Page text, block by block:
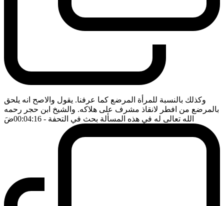
وكذلك بالنسبة للمرأة المرضع كما عرفنا. يقول والاصح انه يلحق
بالمرضع من افطر لانقاذ مشرف على هلاكه. والشيخ ابن حجر رحمه
الله تعالى له في هذه المسألة بحث في التحفة - 00:04:16 ضَ